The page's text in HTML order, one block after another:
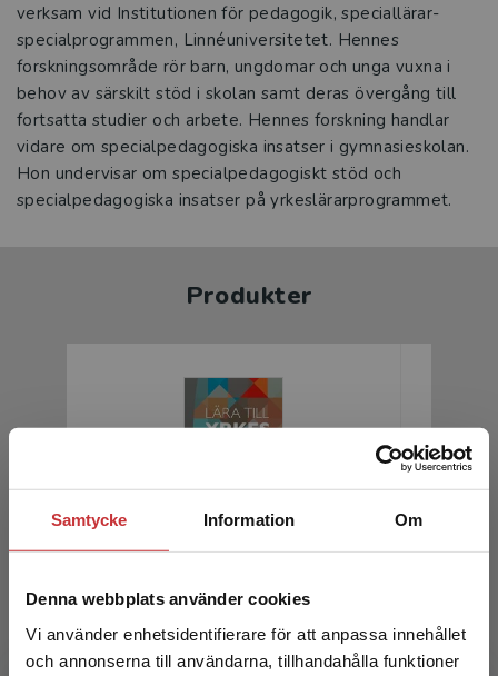
Samtycke Information Om
Denna webbplats använder cookies
Vi använder enhetsidentifierare för att anpassa innehållet
och annonserna till användarna, tillhandahålla funktioner
verksam vid Institutionen för pedagogik, speciallärar-
specialprogrammen, Linnéuniversitetet. Hennes
forskningsområde rör barn, ungdomar och unga vuxna i
behov av särskilt stöd i skolan samt deras övergång till
fortsatta studier och arbete. Hennes forskning handlar
vidare om specialpedagogiska insatser i gymnasieskolan.
Hon undervisar om specialpedagogiskt stöd och
specialpedagogiska insatser på yrkeslärarprogrammet.
Produkter